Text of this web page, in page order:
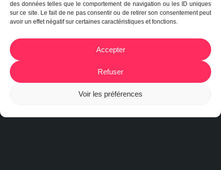
des données telles que le comportement de navigation ou les ID uniques
sur ce site. Le fait de ne pas consentir ou de retirer son consentement peut
avoir un effet négatif sur certaines caractéristiques et fonctions.
Accepter
Refuser
Voir les préférences